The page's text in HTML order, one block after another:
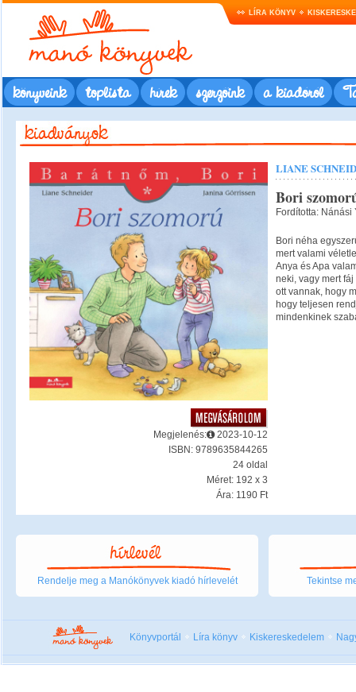
LÍRA KÖNYV
könyveink toplista hírek szerzőink a kiadóról
Megjelenés:
2023-10-12
ISBN: 9789635844265
24 oldal
Méret: 192 x 3
Ára: 1190 Ft
LIANE
Bori
Fordította: Nánási
Bori néha
mert valami
Anya és Apa
neki, vagy mert
ott vannak, hogy
hogy teljesen
mindenkinek
Rendelje meg a Manókönyvek kiadó hírlevelét Tekintse
Könyvportál Líra könyv Kiskereskedelem